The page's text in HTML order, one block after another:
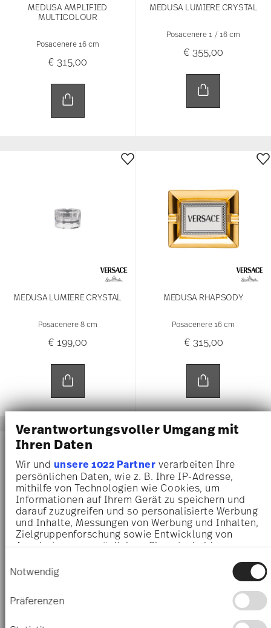
Verantwortungsvoller Umgang mit
Ihren Daten
Wir und unsere 1022 Partnerverarbeiten Ihre
persönlichen Daten, wie z. B. Ihre IP-Adresse,
mithilfe von Technologien wie Cookies, um
Informationen auf Ihrem Gerät zu speichern und
darauf zuzugreifen und so personalisierte Werbung
und Inhalte, Messungen von Werbung und Inhalten,
Zielgruppenforschung sowie Entwicklung von
Angeboten zu ermöglichen. Sie entscheiden
Sie können Ihre Einwilligung jederzeit über die
Cookie-Erklärung oder durch Klicken auf das
Privacy Trigger Symbol ändern oder widerrufen
Notwendig
Präferenzen
MEDUSA AMPLIFIED
MULTICOLOUR
Posacenere 16 cm
€ 315,00
MEDUSA LUMIERE CRYSTAL
Posacenere 1 / 16 cm
€ 355,00
MEDUSA LUMIERE CRYSTAL
Posacenere 8 cm
€ 199,00
MEDUSA RHAPSODY
Posacenere 16 cm
€ 315,00
MEDUSA RHAPSODY
Posacenere 13 cm
VERSACE JUNGLE ANIMALIER
Posacenere 16 cm